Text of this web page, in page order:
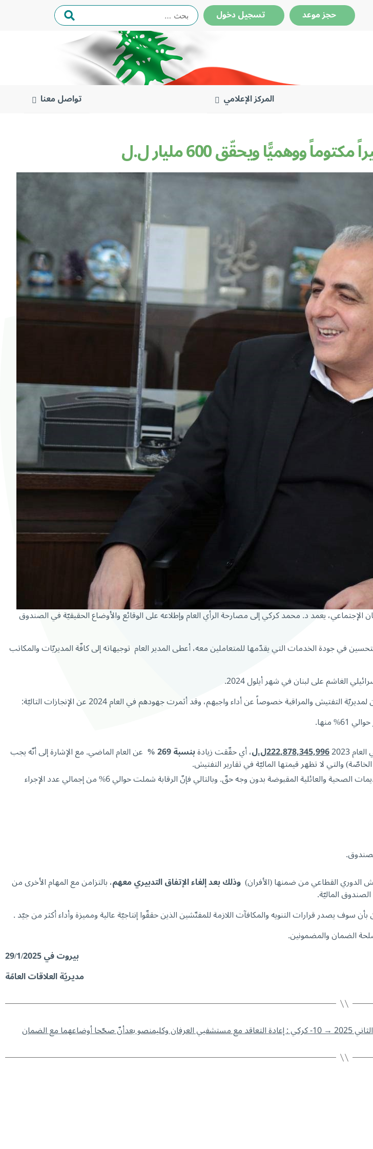
حجز موعد تسجيل دخول البحث
عن:
المركز الإعلامي
تواصل معنا
يعمد د. محمد كركي إلى مصارحة الرأي العام وإطلاعه على الوقائع والأوضاع الحقيقيّة في الصندوق
في جودة الخدمات التي يقدّمها للمتعاملين معه، أعطى المدير العام توجيهاته إلى كافّة المديريّات والمكاتب
الغاشم على لبنان في شهر أيلول 2024.
والمراقبة خصوصاً عن أداء واجبهم، وقد أثمرت جهودهم في العام 2024 عن الإنجازات التاليّة:
2023 222,878,345,996ل.ل ، أي حقّقت زيادةبنسبة 269 % عن العام الماضي. مع الإشارة إلى أنّه يجب
والتي لا تظهر قيمتها الماليّة في تقارير التفتيش.
منهم أجيراً مع المطالبة باسترداد التقديمات الصحية والعائلية المقبوضة بدون وجه حقّ. وبالتالي فإنّ الرقابة شملت حوالي 6% من إجمالي عدد الإجراء
الدوري القطاعي من ضمنها (الأفران) وذلك بعد إلغاء الإتفاق التدبيري معهم، بالتزامن مع المهام الأخرى من
الماليّة.
سوف يصدر قرارات التنويه والمكافآت اللازمة للمفتّشين الذين حققّوا إنتاجيّة عالية ومميزة وأداء أكثر من جيّد .
الضمان والمضمونين.
بيروت في 29/1/2025
مديريّة العلاقات العامّة
→10- كركي : إعادة التعاقد مع مستشفيي العرفان وكليمنصو بعدأنّ صحّحا أوضاعهما مع الضمان